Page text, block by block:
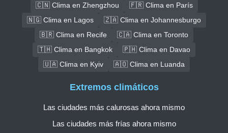
🇨🇳 Clima en Zhengzhou
🇫🇷 Clima en París
🇳🇬 Clima en Lagos
🇿🇦 Clima en Johannesburgo
🇧🇷 Clima en Recife
🇨🇦 Clima en Toronto
🇹🇭 Clima en Bangkok
🇵🇭 Clima en Davao
🇺🇦 Clima en Kyiv
🇦🇴 Clima en Luanda
Extremos climáticos
Las ciudades más calurosas ahora mismo
Las ciudades más frías ahora mismo